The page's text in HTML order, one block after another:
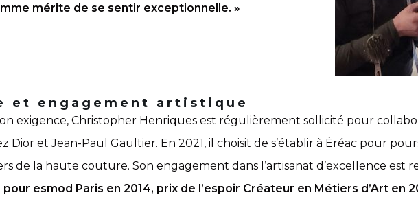
mérite de se sentir exceptionnelle. »
et engagement artistique
exigence, Christopher Henriques est régulièrement sollicité pour
Dior et Jean-Paul Gaultier. En 2021, il choisit de s’établir à Éréac pour
de la haute couture. Son engagement dans l’artisanat d’excellence est
esmod Paris en 2014, prix de l’espoir Créateur en Métiers d’Art en